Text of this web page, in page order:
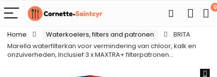
0
Home Waterkoelers, filters and patronen
BRITA
Marella waterfilterkan voor vermindering van chloor, kalk en
onzuiverheden, Inclusief 3 x MAXTRA+ filterpatronen…